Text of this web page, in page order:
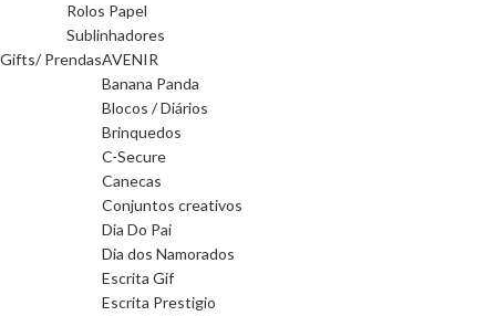
Rolos Papel
Sublinhadores
Gifts/ PrendasAVENIR
Banana Panda
Blocos / Diários
Brinquedos
C-Secure
Canecas
Conjuntos creativos
Dia Do Pai
Dia dos Namorados
Escrita Gif
Escrita Prestigio